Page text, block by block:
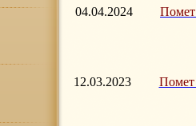
04.04.2024
12.03.2023